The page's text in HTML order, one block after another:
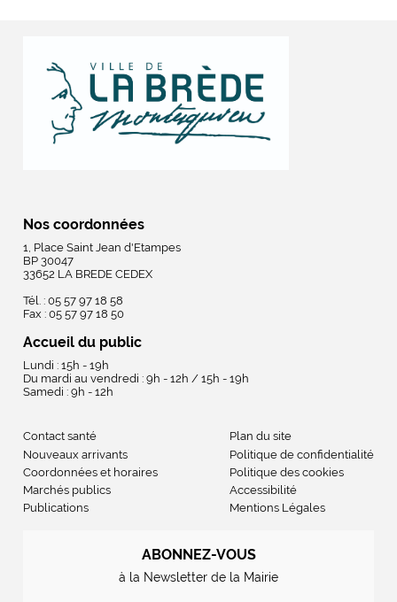
Nos coordonnées
1, Place Saint Jean d'Etampes
BP 30047
33652 LA BREDE CEDEX
Tél. : 05 57 97 18 58
Fax : 05 57 97 18 50
Accueil du public
Lundi : 15h - 19h
Du mardi au vendredi : 9h - 12h / 15h - 19h
Samedi : 9h - 12h
Contact santé
Nouveaux arrivants
Coordonnées et horaires
Marchés publics
Publications
Plan du site
Politique de confidentialité
Politique des cookies
Accessibilité
Mentions Légales
ABONNEZ-VOUS
à la Newsletter de la Mairie